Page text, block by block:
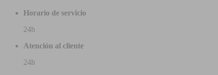
Horario de servicio
24h
Atención al cliente
24h